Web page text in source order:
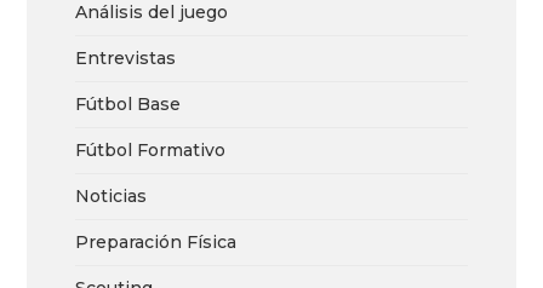
Análisis del juego
Entrevistas
Fútbol Base
Fútbol Formativo
Noticias
Preparación Física